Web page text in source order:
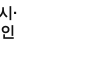
·